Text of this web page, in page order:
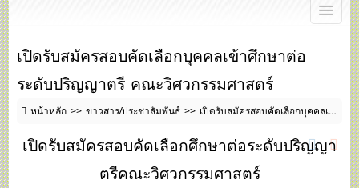
เปิดรับสมัครสอบคัดเลือกบุคคลเข้าศึกษาต่อ
ระดับปริญญาตรี คณะวิศวกรรมศาสตร์
หน้าหลัก ข่าวสาร/ประชาสัมพันธ์ เปิดรับสมัครสอบคัดเลือกบุคคลเข้าศึกษาต่อระดับปริญญาตรี คณะวิศวกรรมศาสตร์
เปิดรับสมัครสอบคัดเลือกศึกษาต่อระดับปริญญา
ตรีคณะวิศวกรรมศาสตร์